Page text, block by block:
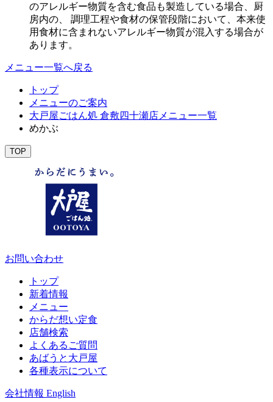
のアレルギー物質を含む食品も製造している場合、厨
房内の、 調理工程や食材の保管段階において、本来使
用食材に含まれないアレルギー物質が混入する場合が
あります。
メニュー一覧へ戻る
トップ
メニューのご案内
大戸屋ごはん処 倉敷四十瀬店メニュー一覧
めかぶ
TOP
お問い合わせ
トップ
新着情報
メニュー
からだ想い定食
店舗検索
よくあるご質問
あばうと大戸屋
各種表示について
会社情報 English